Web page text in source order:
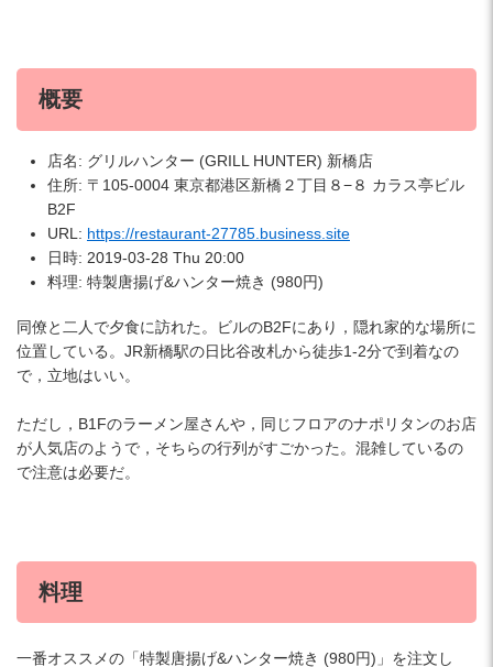
概要
店名: グリルハンター (GRILL HUNTER) 新橋店
住所: 〒105-0004 東京都港区新橋２丁目８−８ カラス亭ビル
B2F
URL: https://restaurant-27785.business.site
日時: 2019-03-28 Thu 20:00
料理: 特製唐揚げ&ハンター焼き (980円)
同僚と二人で夕食に訪れた。ビルのB2Fにあり，隠れ家的な場所に
位置している。JR新橋駅の日比谷改札から徒歩1-2分で到着なの
で，立地はいい。
ただし，B1Fのラーメン屋さんや，同じフロアのナポリタンのお店
が人気店のようで，そちらの行列がすごかった。混雑しているの
で注意は必要だ。
料理
一番オススメの「特製唐揚げ&ハンター焼き (980円)」を注文し